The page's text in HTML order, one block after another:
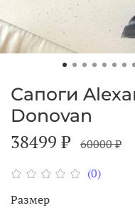
(0)
Сапоги
Donovan
38499 ₽ 60000 ₽
Размер